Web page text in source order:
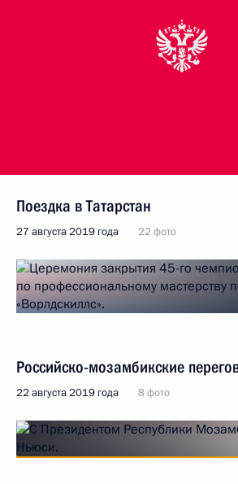
Поездка в Татарстан
27 августа 2019 года 22 фото
Российско-мозамбикские
22 августа 2019 года 8 фото